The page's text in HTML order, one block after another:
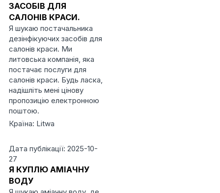
ЗАСОБІВ ДЛЯ
САЛОНІВ КРАСИ.
Я шукаю постачальника
дезінфікуючих засобів для
салонів краси. Ми
литовська компанія, яка
постачає послуги для
салонів краси. Будь ласка,
надішліть мені цінову
пропозицію електронною
поштою.
Країна: Litwa
Дата публікації: 2025-10-
27
Я КУПЛЮ АМІАЧНУ
ВОДУ